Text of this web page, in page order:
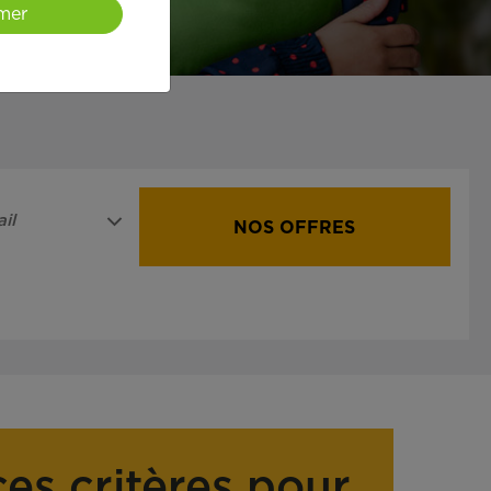
NOS OFFRES